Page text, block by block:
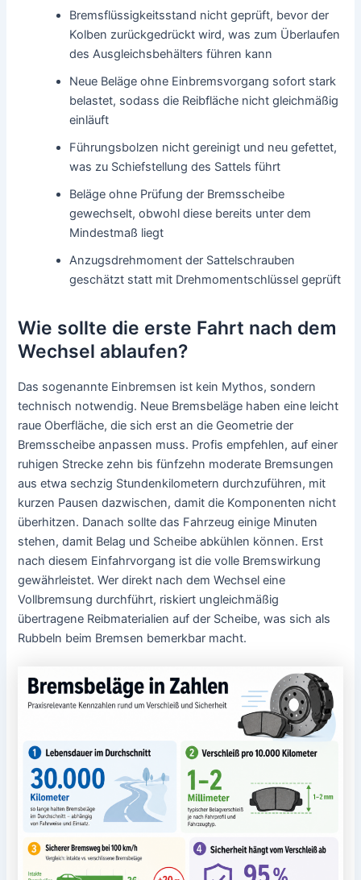
Bremsflüssigkeitsstand nicht geprüft, bevor der
Kolben zurückgedrückt wird, was zum Überlaufen
des Ausgleichsbehälters führen kann
Neue Beläge ohne Einbremsvorgang sofort stark
belastet, sodass die Reibfläche nicht gleichmäßig
einläuft
Führungsbolzen nicht gereinigt und neu gefettet,
was zu Schiefstellung des Sattels führt
Beläge ohne Prüfung der Bremsscheibe
gewechselt, obwohl diese bereits unter dem
Mindestmaß liegt
Anzugsdrehmoment der Sattelschrauben
geschätzt statt mit Drehmomentschlüssel geprüft
Wie sollte die erste Fahrt nach dem
Wechsel ablaufen?
Das sogenannte Einbremsen ist kein Mythos, sondern
technisch notwendig. Neue Bremsbeläge haben eine leicht
raue Oberfläche, die sich erst an die Geometrie der
Bremsscheibe anpassen muss. Profis empfehlen, auf einer
ruhigen Strecke zehn bis fünfzehn moderate Bremsungen
aus etwa sechzig Stundenkilometern durchzuführen, mit
kurzen Pausen dazwischen, damit die Komponenten nicht
überhitzen. Danach sollte das Fahrzeug einige Minuten
stehen, damit Belag und Scheibe abkühlen können. Erst
nach diesem Einfahrvorgang ist die volle Bremswirkung
gewährleistet. Wer direkt nach dem Wechsel eine
Vollbremsung durchführt, riskiert ungleichmäßig
übertragene Reibmaterialien auf der Scheibe, was sich als
Rubbeln beim Bremsen bemerkbar macht.